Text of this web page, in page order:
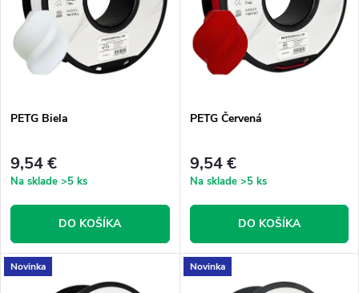
n
i
p
r
o
d
i
s
p
r
o
d
u
PETG Biela
9,54 €
Na sklade >5 ks
DO KOŠÍKA
PETG Červená
9,54 €
Na sklade >5 ks
DO KOŠÍKA
Novinka Novinka